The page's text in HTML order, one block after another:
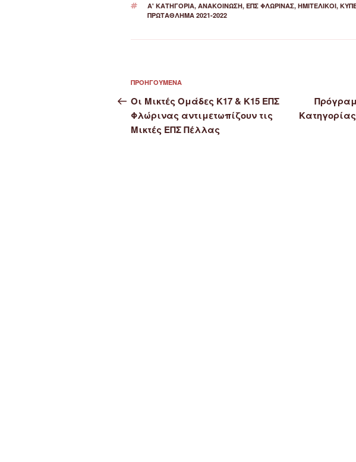
ΕΤΙΚΈΤΕΣ
Α' ΚΑΤΗΓΟΡΙΑ, ΑΝΑΚΟΊΝΩΣΗ, ΕΠΣ ΦΛΏΡΙΝΑΣ, ΗΜΙΤΕΛΙΚΟΊ,
ΠΡΩΤΆΘΛΗΜΑ 2021-2022
Πλοήγηση
άρθρων
Προηγούμενο
άρθρο
ΠΡΟΗΓΟΎΜΕΝΑ
Οι Μικτές Ομάδες Κ17 & Κ15 ΕΠΣ
Φλώρινας αντιμετωπίζουν τις
Μικτές ΕΠΣ Πέλλας